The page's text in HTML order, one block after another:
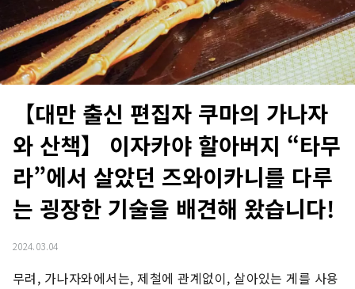
【대만 출신 편집자 쿠마의 가나자
와 산책】 이자카야 할아버지 “타무
라”에서 살았던 즈와이카니를 다루
는 굉장한 기술을 배견해 왔습니다!
2024.03.04
무려, 가나자와에서는, 제철에 관계없이, 살아있는 게를 사용